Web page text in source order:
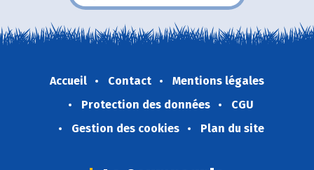
Accueil Contact
Mentions légales
Protection des données
CGU
Gestion des cookies
Plan du site